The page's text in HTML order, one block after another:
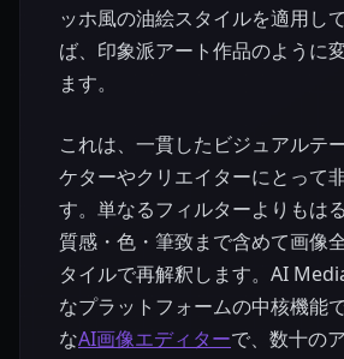
ッホ風の油絵スタイルを適用し
ば、印象派アート作品のように
ます。
これは、一貫したビジュアルテ
ケターやクリエイターにとって
す。単なるフィルターよりもは
質感・色・筆致まで含めて画像
タイルで再解釈します。AI
なプラットフォームの中核機能
なAI画像エディターで、数十の